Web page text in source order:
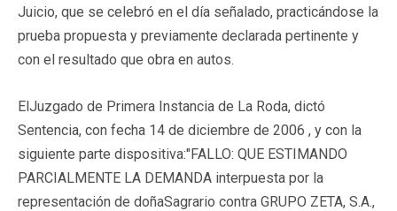
Juicio, que se celebró en el día señalado, practicándose la
prueba propuesta y previamente declarada pertinente y
con el resultado que obra en autos.
ElJuzgado de Primera Instancia de La Roda, dictó
Sentencia, con fecha 14 de diciembre de 2006 , y con la
siguiente parte dispositiva:"FALLO: QUE ESTIMANDO
PARCIALMENTE LA DEMANDA interpuesta por la
representación de doñaSagrario contra GRUPO ZETA, S.A.,